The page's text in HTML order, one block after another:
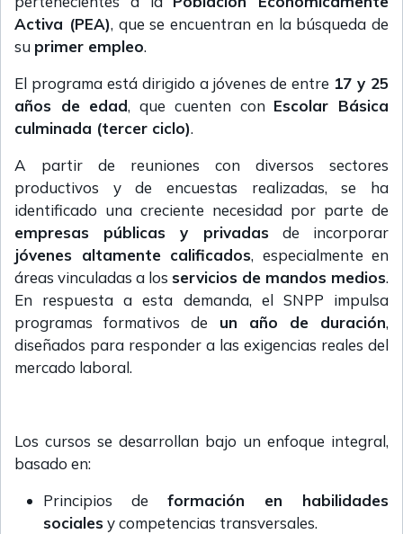
Activa (PEA), que se encuentran en la búsqueda de
su primer empleo.
El programa está dirigido a jóvenes de entre 17 y 25
años de edad, que cuenten con Escolar Básica
culminada (tercer ciclo).
A partir de reuniones con diversos sectores
productivos y de encuestas realizadas, se ha
identificado una creciente necesidad por parte de
empresas públicas y privadas de incorporar
jóvenes altamente calificados, especialmente en
áreas vinculadas a los servicios de mandos medios.
En respuesta a esta demanda, el SNPP impulsa
programas formativos de un año de duración,
diseñados para responder a las exigencias reales del
mercado laboral.
Los cursos se desarrollan bajo un enfoque integral,
basado en:
Principios de formación en habilidades
sociales y competencias transversales.